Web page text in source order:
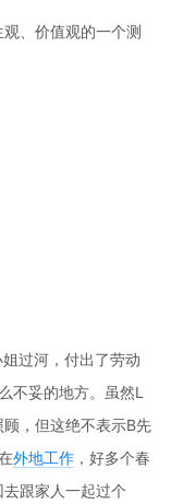
、价值观的一个测
姐过河，付出了劳动
不妥的地方。虽然L
，但这绝不表示B先
外地工作 ，好多个春
跟家人一起过个